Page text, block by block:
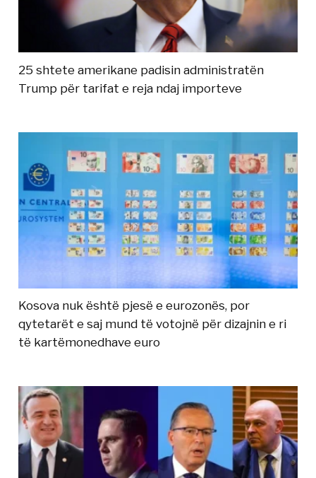
25 shtete amerikane padisin administratën
Trump për tarifat e reja ndaj importeve
Kosova nuk është pjesë e eurozonës, por
qytetarët e saj mund të votojnë për dizajnin e ri
të kartëmonedhave euro